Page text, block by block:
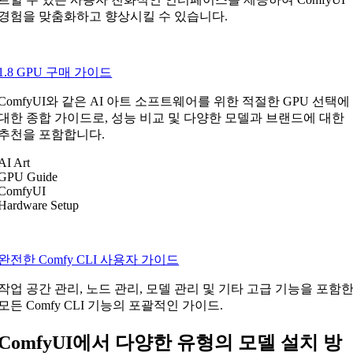
험을 맞춤화하고 향상시킬 수 있습니다.
GPU 구매 가이드
와 같은 AI 아트 소프트웨어를 위한 적절한 GPU 선택에
한 종합 가이드로, 성능 비교 및 다양한 모델과 브랜드에 대한
천을 포함합니다.
Art
Guide
Setup
전한 Comfy CLI 사용자 가이드
업 공간 관리, 노드 관리, 모델 관리 및 기타 고급 기능을 포함
든 Comfy CLI 기능의 포괄적인 가이드.
에서 다양한 유형의 모델 설치 방